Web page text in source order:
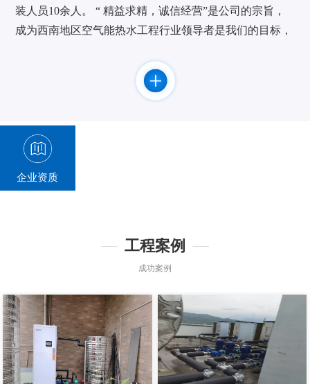
装人员10余人。 “ 精益求精，诚信经营”是公司的宗旨，
成为西南地区空气能热水工程行业领导者是我们的目标，
为您提供节能、舒适、安全的产品和服务。 公司与广东
九恒等知名品牌厂家建立了长期，密切的合作关系。并取
企业资质
工程案例
成功案例